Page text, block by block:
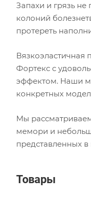
Запахи и грязь не
колоний
протереть
Вязкоэластичная
Фортекс с
эффектом. Наши
конкретных
Мы
мемори и
представленных в
Товары